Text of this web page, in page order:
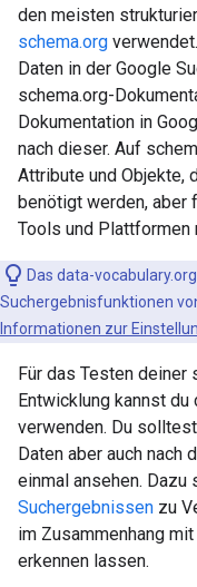
den meisten
schema.org
Daten in der Google
schema.org-
Dokumentation in
nach dieser. Auf
Attribute und Objekte,
benötigt werden, aber
Tools und Plattformen
Das data-
Suchergebnisfunktionen
Informationen zur
Für das Testen deiner
Entwicklung kannst du
verwenden. Du
Daten aber auch nach
einmal ansehen. Dazu
Suchergebnissen zu
im Zusammenhang
erkennen lassen.